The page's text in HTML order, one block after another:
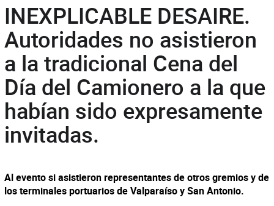
INEXPLICABLE DESAIRE.
Autoridades no asistieron
a la tradicional Cena del
Día del Camionero a la que
habían sido expresamente
invitadas.
Al evento si asistieron representantes de otros gremios y de
los terminales portuarios de Valparaíso y San Antonio.